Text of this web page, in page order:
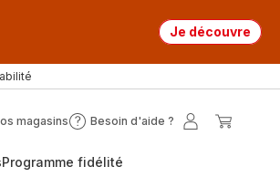
Je découvre
magasins Besoin d'aide ?
Besoin
?
Mon
Programme fidélité